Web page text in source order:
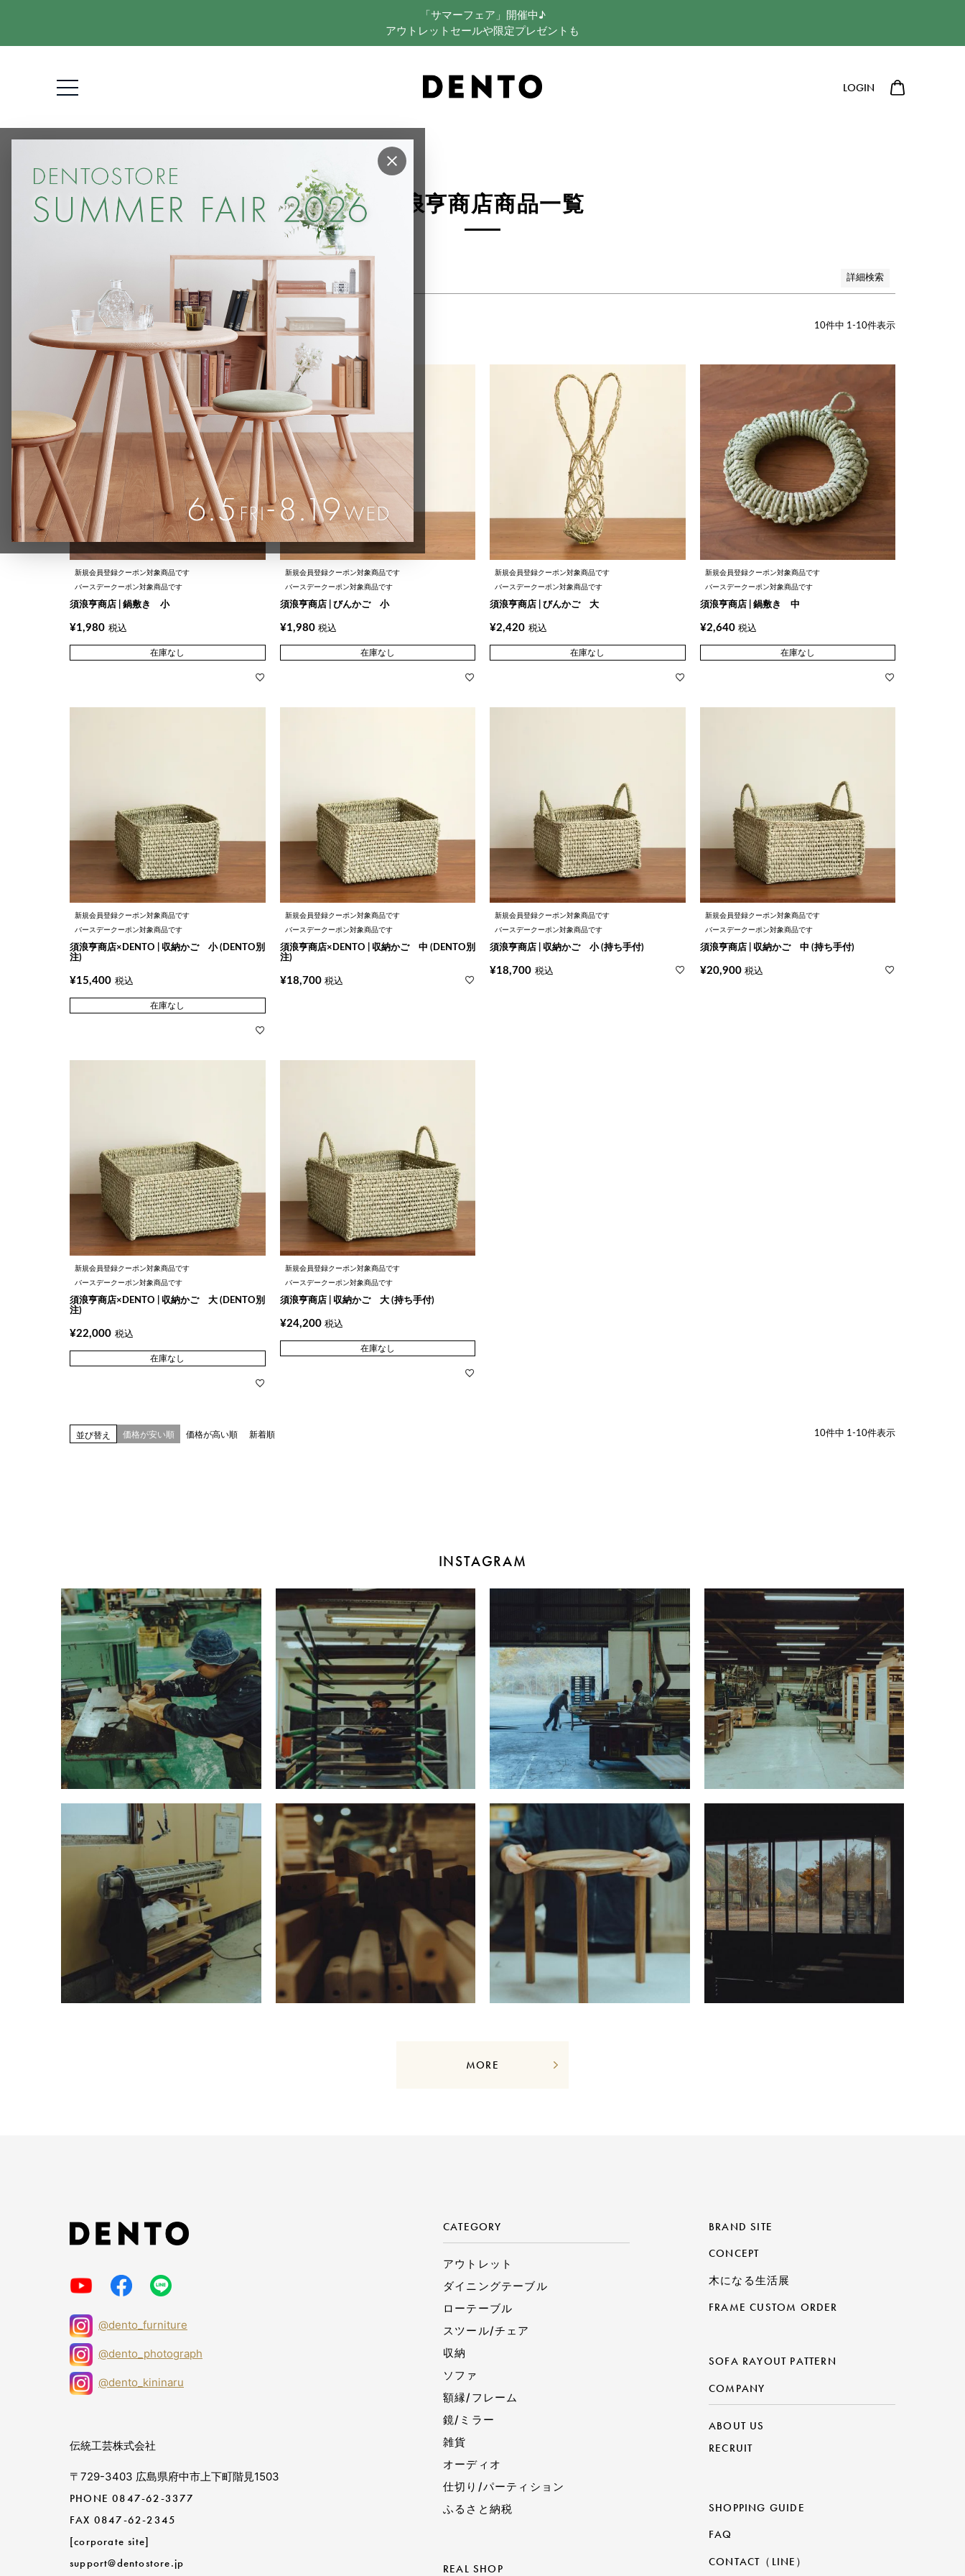
「サマーフェア」開催中♪
アウトレットセールや限定プレゼントも
LOGIN
×
須浪亨商店商品一覧
詳細検索
S
カラー
ブルー
イエロー
新着順
価格が高い順
優先度順
並び替え 価格が安い順 価格が高い順 新着順 10件中 1 -10件表示
新規会員登録クーポン対象商品です
バースデークーポン対象商品です
須浪亨商店 | 鍋敷き 小
¥1,980 税込
在庫なし
新規会員登録クーポン対象商品です
バースデークーポン対象商品です
須浪亨商店 | びんかご 小
¥1,980 税込
在庫なし
新規会員登録クーポン対象商品です
バースデークーポン対象商品です
須浪亨商店 | びんかご 大
¥2,420 税込
在庫なし
新規会員登録クーポン対象商品です
バースデークーポン対象商品です
須浪亨商店 | 鍋敷き 中
¥2,640 税込
在庫なし
新規会員登録クーポン対象商品です
バースデークーポン対象商品です
須浪亨商店×DENTO | 収納かご 小 (DENTO別
注)
¥15,400 税込
在庫なし
新規会員登録クーポン対象商品です
バースデークーポン対象商品です
須浪亨商店×DENTO | 収納かご 中 (DENTO別
注)
¥18,700 税込
新規会員登録クーポン対象商品です
バースデークーポン対象商品です
須浪亨商店 | 収納かご 小 (持ち手付)
¥18,700 税込
新規会員登録クーポン対象商品です
バースデークーポン対象商品です
須浪亨商店 | 収納かご 中 (持ち手付)
¥20,900 税込
新規会員登録クーポン対象商品です
バースデークーポン対象商品です
須浪亨商店×DENTO | 収納かご 大 (DENTO別
注)
¥22,000 税込
在庫なし
新規会員登録クーポン対象商品です
バースデークーポン対象商品です
須浪亨商店 | 収納かご 大 (持ち手付)
¥24,200 税込
在庫なし
並び替え 価格が安い順 価格が高い順 新着順 10件中 1 -10件表示
INSTAGRAM
MORE
CATEGORY
アウトレット
ダイニングテーブル
ローテーブル
スツール/チェア
収納
ソファ
額縁/フレーム
鏡/ミラー
雑貨
オーディオ
仕切り/パーティション
ふるさと納税
REAL SHOP
BRAND SITE
CONCEPT
木になる生活展
FRAME CUSTOM ORDER
SOFA RAYOUT PATTERN
COMPANY
ABOUT US
RECRUIT
SHOPPING GUIDE
FAQ
CONTACT（LINE）
@dento_furniture
@dento_photograph
@dento_kininaru
伝統工芸株式会社
〒729-3403 広島県府中市上下町階見1503
PHONE0847-62-3377
FAX 0847-62-2345
[corporate site]
support@dentostore.jp